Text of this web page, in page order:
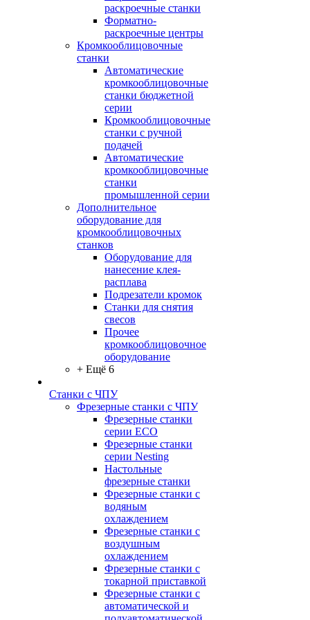
раскроечные станки
Форматно-
раскроечные центры
Кромкооблицовочные
станки
Автоматические
кромкооблицовочные
станки бюджетной
серии
Кромкооблицовочные
станки с ручной
подачей
Автоматические
кромкооблицовочные
станки
промышленной серии
Дополнительное
оборудование для
кромкооблицовочных
станков
Оборудование для
нанесение клея-
расплава
Подрезатели кромок
Станки для снятия
свесов
Прочее
кромкооблицовочное
оборудование
+ Ещё 6
Станки с ЧПУ
Фрезерные станки с ЧПУ
Фрезерные станки
серии ECO
Фрезерные станки
серии Nesting
Настольные
фрезерные станки
Фрезерные станки с
водяным
охлаждением
Фрезерные станки с
воздушным
охлаждением
Фрезерные станки с
токарной приставкой
Фрезерные станки с
автоматической и